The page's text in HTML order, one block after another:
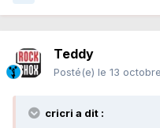
Teddy
Posté(e) le 13
cricri a dit :